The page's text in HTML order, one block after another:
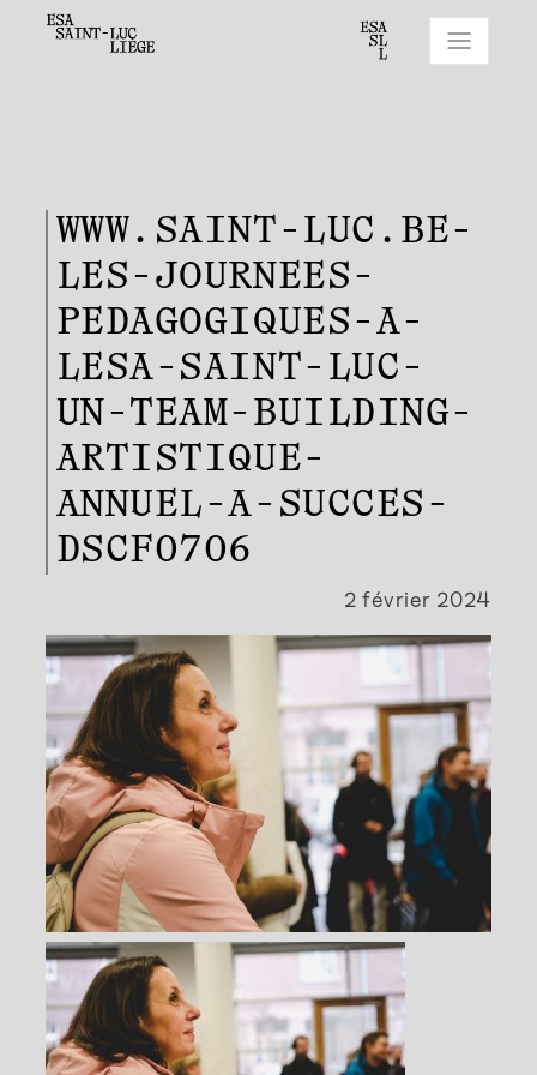
WWW.SAINT-LUC.BE-
LES-JOURNEES-
PEDAGOGIQUES-A-
LESA-SAINT-LUC-
UN-TEAM-BUILDING-
ARTISTIQUE-
ANNUEL-A-SUCCES-
DSCF0706
2 février 2024